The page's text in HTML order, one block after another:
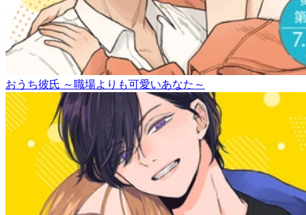
おうち彼氏 ～職場よりも可愛いあなた～